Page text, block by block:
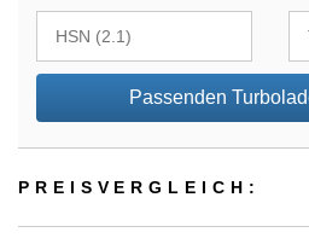
Passenden
PREIS­VER­GLEICH: